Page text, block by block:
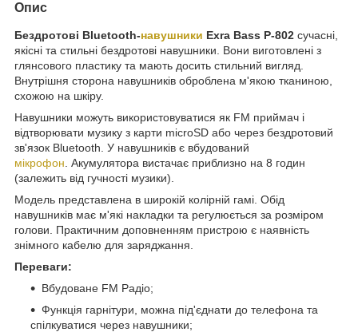
Опис
Бездротові Bluetooth-навушники Exra Bass P-802 сучасні,
якісні та стильні бездротові навушники. Вони виготовлені з
глянсового пластику та мають досить стильний вигляд.
Внутрішня сторона навушників оброблена м'якою тканиною,
схожою на шкіру.
Навушники можуть використовуватися як FM приймач і
відтворювати музику з карти microSD або через бездротовий
зв'язок Bluetooth. У навушників є вбудований
мікрофон . Акумулятора вистачає приблизно на 8 годин
(залежить від гучності музики).
Модель представлена в широкій колірній гамі. Обід
навушників має м'які накладки та регулюється за розміром
голови. Практичним доповненням пристрою є наявність
знімного кабелю для заряджання.
Переваги:
Вбудоване FM Радіо;
Функція гарнітури, можна під'єднати до телефона та
спілкуватися через навушники;